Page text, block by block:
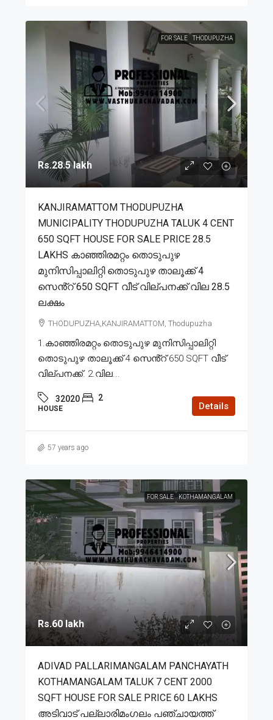
FOR SALE THODUPUZHA
Rs.28.5 lakh
KANJIRAMATTOM THODUPUZHA
MUNICIPALITY THODUPUZHA TALUK 4 CENT
650 SQFT HOUSE FOR SALE PRICE 28.5
LAKHS കാഞ്ഞിരമറ്റം തൊടുപുഴ
മുനിസിപ്പാലിറ്റി തൊടുപുഴ താലൂക്ക് 4
സെൻ്റ് 650 SQFT വീട് വില്പനക്ക് വില 28.5
ലക്ഷം
THODUPUZHA,KANJIRAMATTOM, Thodupuzha
1.കാഞ്ഞിരമറ്റം തൊടുപുഴ മുനിസിപ്പാലിറ്റി
തൊടുപുഴ താലൂക്ക് 4 സെൻ്റ് 650 SQFT വീട്
വില്പനക്ക്. 2.വില...
32020 2
HOUSE Details
57 years ago
FOR SALE KOTHAMANGALAM
Rs.60 lakh
ADIVAD PALLARIMANGALAM PANCHAYATH
KOTHAMANGALAM TALUK 7 CENT 2000
SQFT HOUSE FOR SALE PRICE 60 LAKHS
അടിവാട് പല്ലാരിമംഗലം പഞ്ചായത്ത്